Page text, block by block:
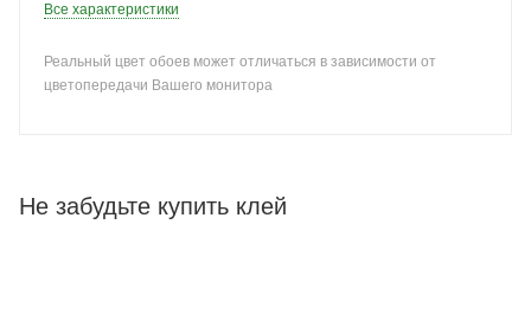
Все характеристики
Реальный цвет обоев может отличаться в зависимости от
цветопередачи Вашего монитора
Не забудьте купить клей